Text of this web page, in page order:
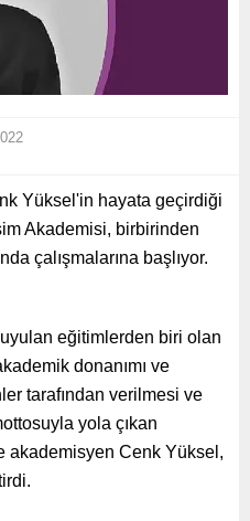
Yüksel'in hayata geçirdiği
Akademisi, birbirinden
çalışmalarına başlıyor.
eğitimlerden biri olan
donanımı ve
tarafından verilmesi ve
yola çıkan
akademisyen Cenk Yüksel,